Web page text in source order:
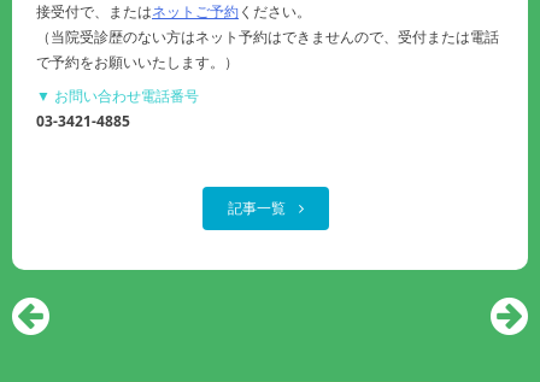
接受付で、またはネットご予約ください。
（当院受診歴のない方はネット予約はできませんので、受付または電話
で予約をお願いいたします。）
▼ お問い合わせ電話番号
03-3421-4885
記事一覧